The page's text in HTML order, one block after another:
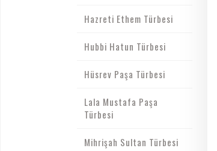
Hazreti Ethem Türbesi
Hubbi Hatun Türbesi
Hüsrev Paşa Türbesi
Lala Mustafa Paşa
Türbesi
Mihrişah Sultan Türbesi